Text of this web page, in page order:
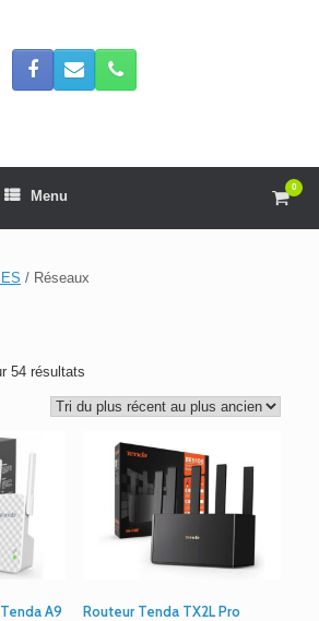
Menu
View
cart
0
/ Réseaux
54 résultats
plus
ancien
A9
Routeur Tenda TX2L Pro